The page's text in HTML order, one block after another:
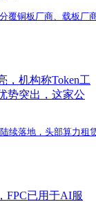
覆铜板厂商、载板厂
，机构称Token工
势突出，这家公
续落地，头部算力
FPC已用于AI服